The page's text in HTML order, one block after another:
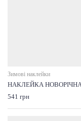
Зимові наклейки
НАКЛЕЙКА
541 грн